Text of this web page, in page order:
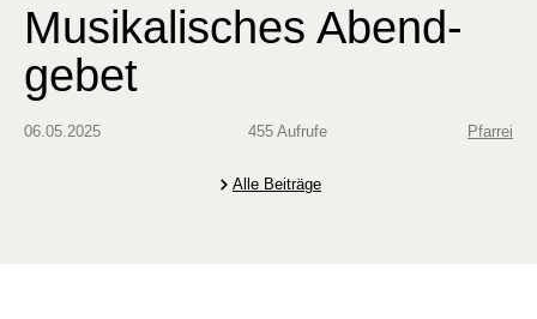
Musikalisches Abend-
gebet
06.05.2025 455 Aufrufe Pfarrei
Alle Beiträge